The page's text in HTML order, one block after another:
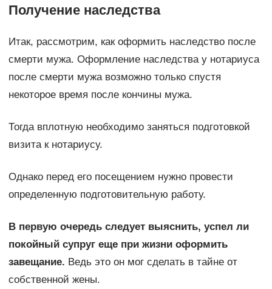
Получение наследства
Итак, рассмотрим, как оформить наследство после
смерти мужа. Оформление наследства у нотариуса
после смерти мужа возможно только спустя
некоторое время после кончины мужа.
Тогда вплотную необходимо заняться подготовкой
визита к нотариусу.
Однако перед его посещением нужно провести
определенную подготовительную работу.
В первую очередь следует выяснить, успел ли
покойный супруг еще при жизни оформить
завещание. Ведь это он мог сделать в тайне от
собственной жены.